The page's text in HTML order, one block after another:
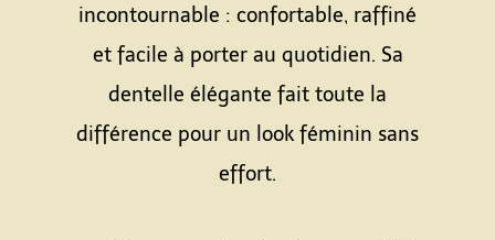
incontournable : confortable, raffiné
et facile à porter au quotidien. Sa
dentelle élégante fait toute la
différence pour un look féminin sans
effort.